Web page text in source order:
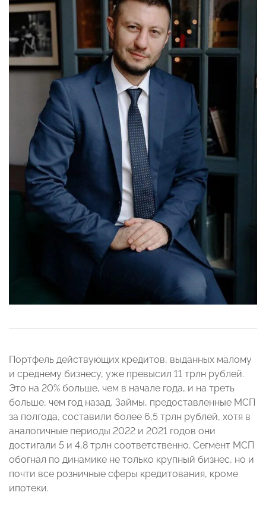
Портфель действующих кредитов, выданных малому
и среднему бизнесу, уже превысил 11 трлн рублей.
Это на 20% больше, чем в начале года, и на треть
больше, чем год назад, Займы, предоставленные МСП
за полгода, составили более 6,5 трлн рублей, хотя в
аналогичные периоды 2022 и 2021 годов они
достигали 5 и 4,8 трлн соответственно. Сегмент МСП
обогнал по динамике не только крупный бизнес, но и
почти все розничные сферы кредитования, кроме
ипотеки.